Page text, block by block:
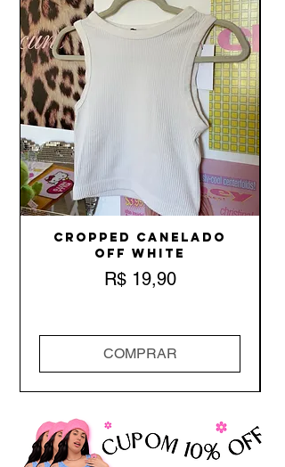
Cropped Canelado
Off White
Preço
R$ 19,90
COMPRAR